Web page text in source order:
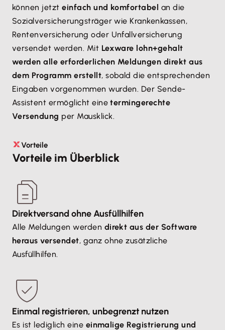
können jetzteinfach und komfortabel an die
Sozialversicherungsträger wie Krankenkassen,
Rentenversicherung oder Unfallversicherung
versendet werden. Mit Lexware lohn+gehalt
werden alle erforderlichen Meldungen direkt aus
dem Programm erstellt, sobald die entsprechenden
Eingaben vorgenommen wurden. Der Sende-
Assistent ermöglicht einetermingerechte
Versendung per Mausklick.
Vorteile
Vorteile im Überblick
Direktversand ohne Ausfüllhilfen
Alle Meldungen werden direkt aus der Software
heraus versendet, ganz ohne zusätzliche
Ausfüllhilfen.
Einmal registrieren, unbegrenzt nutzen
Es ist lediglich eine einmalige Registrierung und